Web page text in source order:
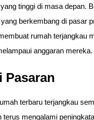
tinggi di masa depan.
berkembang di pasar
rumah terjangkau
anggaran mereka.
Pasaran
terbaru terjangkau
mengalami